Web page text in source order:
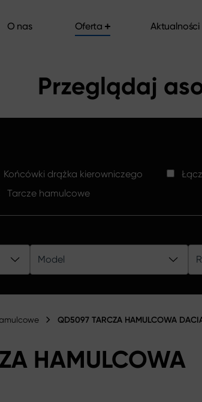
O nas
Oferta
Aktualności
Przeglądaj
Końcówki drążka kierowniczego
Tarcze hamulcowe
Model
QD5097 TARCZA HAMULCOWA
HAMULCOWA